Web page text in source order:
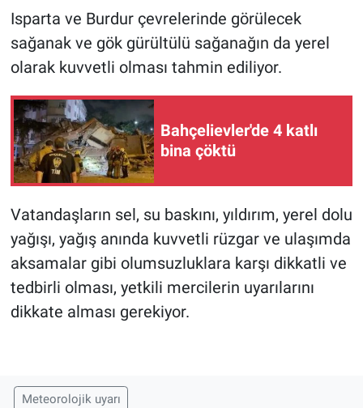
Isparta ve Burdur çevrelerinde görülecek
sağanak ve gök gürültülü sağanağın da yerel
olarak kuvvetli olması tahmin ediliyor.
Bahçelievler'de 4 katlı
bina çöktü
Vatandaşların sel, su baskını, yıldırım, yerel dolu
yağışı, yağış anında kuvvetli rüzgar ve ulaşımda
aksamalar gibi olumsuzluklara karşı dikkatli ve
tedbirli olması, yetkili mercilerin uyarılarını
dikkate alması gerekiyor.
Meteorolojik uyarı